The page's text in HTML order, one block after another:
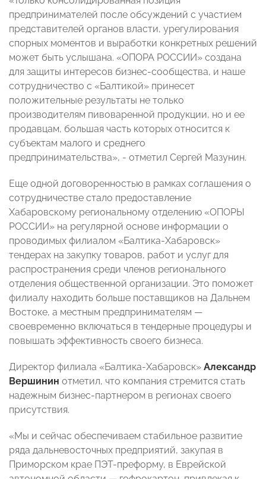
предпринимателей после обсуждений с участием
представителей органов власти, урегулирования
спорных моментов и выработки конкретных решений
может быть услышана. «ОПОРА РОССИИ» создана
для защиты интересов бизнес-сообщества, и наше
сотрудничество с «Балтикой» принесет
положительные результаты не только
производителям пивоваренной продукции, но и ее
продавцам, большая часть которых относится к
субъектам малого и среднего
предпринимательства», - отметил Сергей Мазунин.
Еще одной договоренностью в рамках соглашения о
сотрудничестве стало предоставление
Хабаровскому региональному отделению «ОПОРЫ
РОССИИ» на регулярной основе информации о
проводимых филиалом «Балтика-Хабаровск»
тендерах на закупку товаров, работ и услуг для
распространения среди членов регионального
отделения общественной организации. Это поможет
филиалу находить больше поставщиков на Дальнем
Востоке, а местным предпринимателям —
своевременно включаться в тендерные процедуры и
повышать эффективность своего бизнеса.
Директор филиала «Балтика-Хабаровск» Александр
Вершинин отметил, что компания стремится стать
надежным бизнес-партнером в регионах своего
присутствия.
«Мы и сейчас обеспечиваем стабильное развитие
ряда дальневосточных предприятий, закупая в
Приморском крае ПЭТ-преформу, в Еврейской